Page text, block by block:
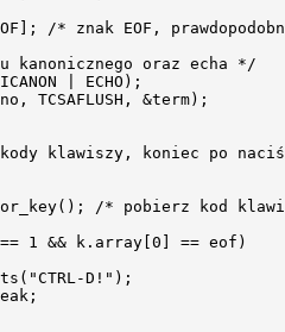
/* znak EOF,
kanonicznego oraz echa */
| ECHO);
&term);
klawiszy, koniec po
/* pobierz kod
1 && k.array[0] == eof)
D!");